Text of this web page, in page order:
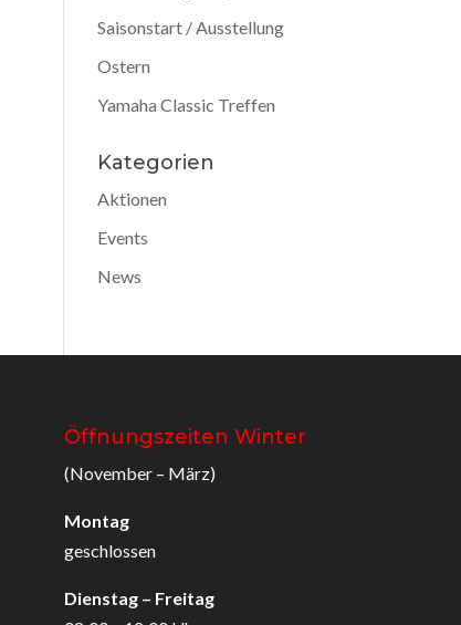
Saisonstart / Ausstellung
Ostern
Yamaha Classic Treffen
Kategorien
Aktionen
Events
News
Öffnungszeiten Winter
(November – März)
Montag
geschlossen
Dienstag – Freitag